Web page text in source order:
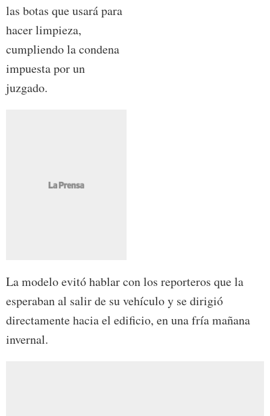
las botas que usará para
hacer limpieza,
cumpliendo la condena
impuesta por un
juzgado.
La modelo evitó hablar con los reporteros que la
esperaban al salir de su vehículo y se dirigió
directamente hacia el edificio, en una fría mañana
invernal.